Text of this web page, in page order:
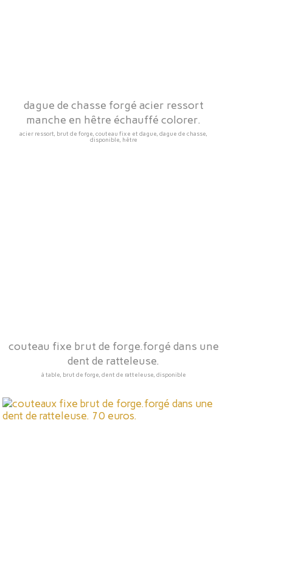
dague de chasse forgé acier ressort
manche en hêtre échauffé colorer.
acier ressort, brut de forge, couteau fixe et dague, dague de chasse,
disponible, hêtre
couteau fixe brut de forge.forgé dans une
dent de ratteleuse.
à table, brut de forge, dent de ratteleuse, disponible